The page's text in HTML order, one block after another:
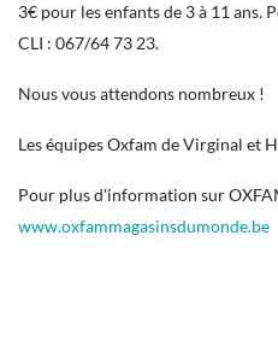
3€ pour les enfants de 3 à 11 ans.
CLI : 067/64 73 23.
Nous vous attendons nombreux !
Les équipes Oxfam de Virginal et
Pour plus d'information sur
www.oxfammagasinsdumonde.be